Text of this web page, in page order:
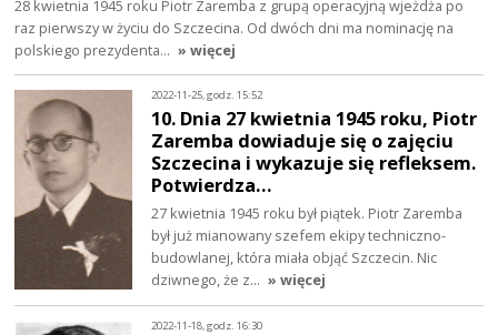
28 kwietnia 1945 roku Piotr Zaremba z grupą operacyjną wjeżdża po
raz pierwszy w życiu do Szczecina. Od dwóch dni ma nominację na
polskiego prezydenta… » więcej
2022-11-25, godz. 15:52
10. Dnia 27 kwietnia 1945 roku, Piotr
Zaremba dowiaduje się o zajęciu
Szczecina i wykazuje się refleksem.
Potwierdza…
27 kwietnia 1945 roku był piątek. Piotr Zaremba
był już mianowany szefem ekipy techniczno-
budowlanej, która miała objąć Szczecin. Nic
dziwnego, że z… » więcej
2022-11-18, godz. 16:30